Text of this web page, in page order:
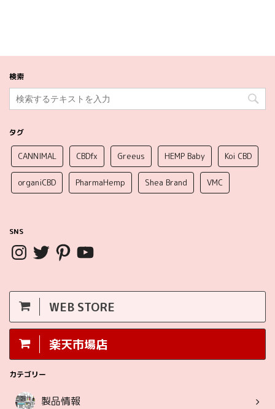
検索
タグ
CANNIMAL CBDfx Greeus HEMP Baby Koi CBD
organiCBD PharmaHemp Shea Brand VMC
SNS
WEB STORE
楽天市場店
カテゴリー
製品情報